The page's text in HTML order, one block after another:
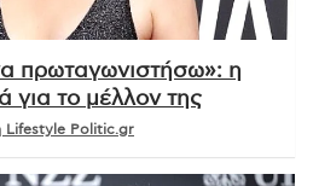
πρωταγωνιστήσω»: η
για το μέλλον της
Lifestyle Politic.gr